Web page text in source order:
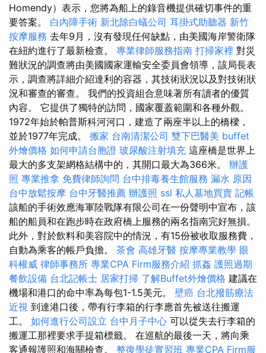
Homendy）表示，您將為船上的錄音機提供確切事件的重
要答案。 白內障手術 新北除白蟻公司 耳掛式助聽器 新竹
按摩服務 去年9月，沒有發現任何缺點，由美國海岸警衛隊
在紐約進行了最新檢查。 專業律師服務指南 打掃家裡 對災
難狀況的調查將由美國國家運輸安全委員會領導，該局長表
示，調查將詳細介紹達利的容器，其技術狀況以及對技術狀
況和審查的審查。 我們的投資組合意味著所有讀者的優質
內容。 它提供了獨特的訪問，國家覆蓋範圍和各種外觀。
1972年始於帕普斯科河河口，建造了兩座半以上的橋樑，
並於1977年完成。 搬家 台南清潔公司 雙下巴醫美 buffet
外燴價格 如何申請台胞證 玻尿酸注射填充 這座橋是世界上
最大的多支架網格結構中的，其開口最大為366米。 辦護
照 專業推拿 免費律師詢問 台中排毒養生館服務 漏水 原因
台中放鬆按摩 台中牙醫推薦 辦護照 ssl 私人墓地買賣 記帳
該船的手術效應海軍陸戰隊有限公司在一份聲明中宣布，該
船的船員和在跑步時在政府橋上服務的兩名指南完好無損。
此外，對於飲料和美容院中的情況，有15份被收取服務費，
自動為乘客的帳戶負擔。 茶會 高雄牙醫 按摩專業教學 眼
科權威 律師事務所 專業CPA Firm服務介紹 抓姦 護照過期
餐飲設備 台北記帳士 居家打掃 了解Buffet外燴價格 建議在
機場和港口的命中率為每包1-1.5美元。 壁癌 台北撥筋療法
近視 到達港口後，帶有行李箱的行李應首先被送往搬運
工。 如何進行公司設立 台中月子中心 可以從失去行李箱的
搬運工那裡要求手提箱標籤。 在巡航的最後一天，將向乘
客通報護照和海關檢查。 整復學徒實習班 專業CPA Firm服